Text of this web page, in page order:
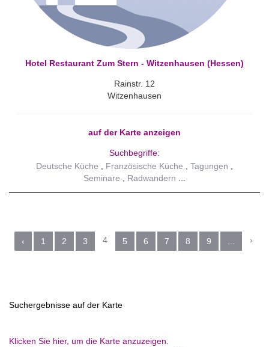
Hotel Restaurant Zum Stern - Witzenhausen (Hessen)
Rainstr. 12
Witzenhausen
auf der Karte anzeigen
Suchbegriffe:
Deutsche Küche
Französische Küche
Tagungen
Seminare
Radwandern
‹ 1 2 3 4 5 6 7 8 9 ›
Suchergebnisse auf der Karte
Klicken Sie hier, um die Karte anzuzeigen.